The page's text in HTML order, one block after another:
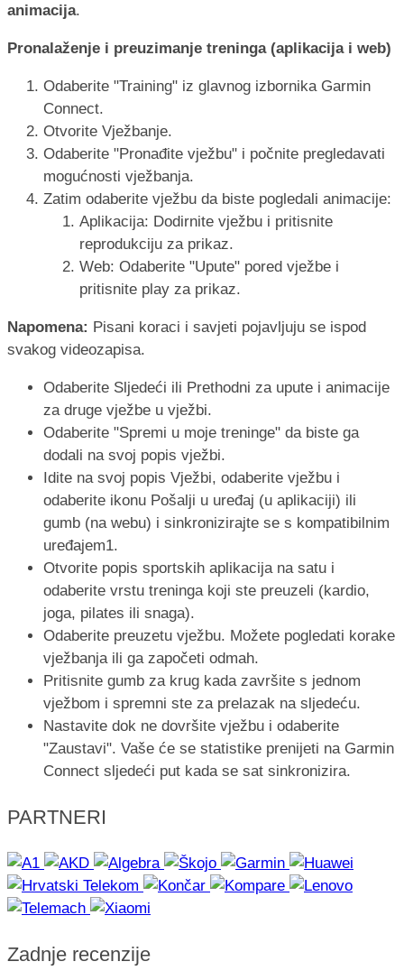
animacija.
Pronalaženje i preuzimanje treninga (aplikacija i web)
Odaberite "Training" iz glavnog izbornika Garmin
Connect.
Otvorite Vježbanje.
Odaberite "Pronađite vježbu" i počnite pregledavati
mogućnosti vježbanja.
Zatim odaberite vježbu da biste pogledali animacije:
Aplikacija: Dodirnite vježbu i pritisnite
reprodukciju za prikaz.
Web: Odaberite "Upute" pored vježbe i
pritisnite play za prikaz.
Napomena: Pisani koraci i savjeti pojavljuju se ispod
svakog videozapisa.
Odaberite Sljedeći ili Prethodni za upute i animacije
za druge vježbe u vježbi.
Odaberite "Spremi u moje treninge" da biste ga
dodali na svoj popis vježbi.
Idite na svoj popis Vježbi, odaberite vježbu i
odaberite ikonu Pošalji u uređaj (u aplikaciji) ili
gumb (na webu) i sinkronizirajte se s kompatibilnim
uređajem1.
Otvorite popis sportskih aplikacija na satu i
odaberite vrstu treninga koji ste preuzeli (kardio,
joga, pilates ili snaga).
Odaberite preuzetu vježbu. Možete pogledati korake
vježbanja ili ga započeti odmah.
Pritisnite gumb za krug kada završite s jednom
vježbom i spremni ste za prelazak na sljedeću.
Nastavite dok ne dovršite vježbu i odaberite
"Zaustavi". Vaše će se statistike prenijeti na Garmin
Connect sljedeći put kada se sat sinkronizira.
PARTNERI
Zadnje recenzije